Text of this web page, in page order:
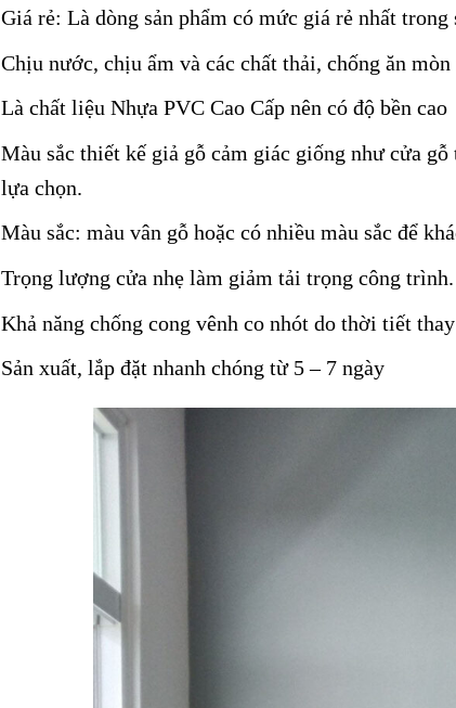
Giá rẻ: Là dòng sản phẩm có mức giá rẻ nhất
Chịu nước, chịu ẩm và các chất thải, chống ăn
Là chất liệu Nhựa PVC Cao Cấp nên có độ bền cao
Màu sắc thiết kế giả gỗ cảm giác giống như cửa
lựa chọn.
Màu sắc: màu vân gỗ hoặc có nhiều màu sắc để
Trọng lượng cửa nhẹ làm giảm tải trọng công trình.
Khả năng chống cong vênh co nhót do thời tiết
Sản xuất, lắp đặt nhanh chóng từ 5 – 7 ngày